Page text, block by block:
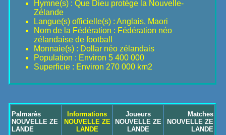
Hymne(s) : Que Dieu protège la Nouvelle-
Zélande
Langue(s) officielle(s) : Anglais, Maori
Nom de la Fédération : Fédération néo
zélandaise de football
Monnaie(s) : Dollar néo zélandais
Population : Environ 5 400 000
Superficie : Environ 270 000 km2
Palmarès
NOUVELLE ZE
LANDE
Informations
NOUVELLE ZE
LANDE
Joueurs
NOUVELLE ZE
LANDE
Matches
NOUVELLE ZE
LANDE